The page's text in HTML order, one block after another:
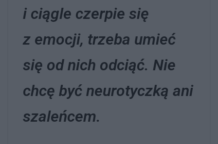
i ciągle czerpie się
z emocji, trzeba umieć
się od nich odciąć. Nie
chcę być neurotyczką ani
szaleńcem.